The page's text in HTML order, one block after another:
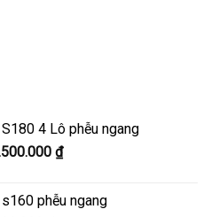
4 Lô phễu ngang
₫Khoảng
8.500.000 ₫
phễu ngang